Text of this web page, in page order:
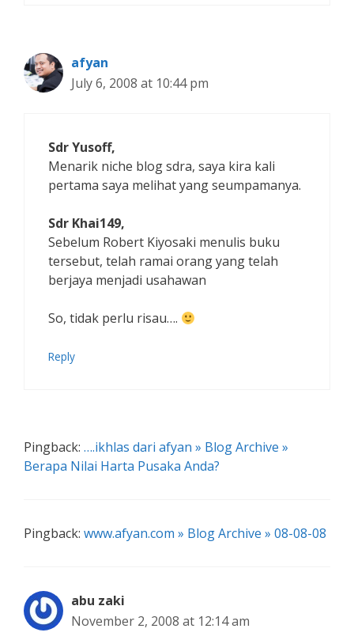
afyan
July 6, 2008 at 10:44 pm
Sdr Yusoff,
Menarik niche blog sdra, saya kira kali
pertama saya melihat yang seumpamanya.
Sdr Khai149,
Sebelum Robert Kiyosaki menulis buku
tersebut, telah ramai orang yang telah
berjaya menjadi usahawan
So, tidak perlu risau….
Reply
Pingback: ….ikhlas dari afyan » Blog Archive »
Berapa Nilai Harta Pusaka Anda?
Pingback: www.afyan.com » Blog Archive » 08-08-08
abu zaki
November 2, 2008 at 12:14 am